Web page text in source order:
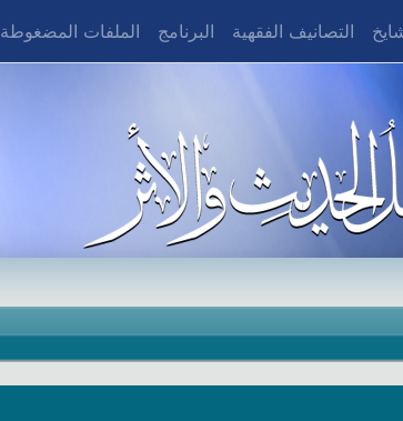
التصانيف الفقهية البرنامج الملفات المضغوطة